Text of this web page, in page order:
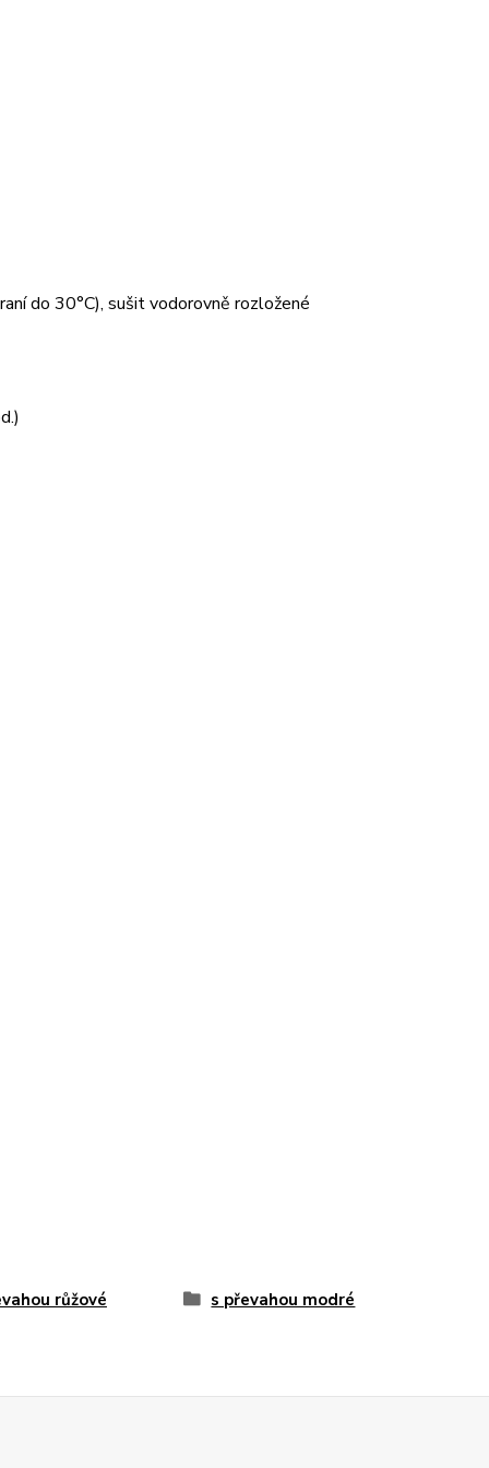
do 30°C), sušit vodorovně rozložené
růžové s převahou modré